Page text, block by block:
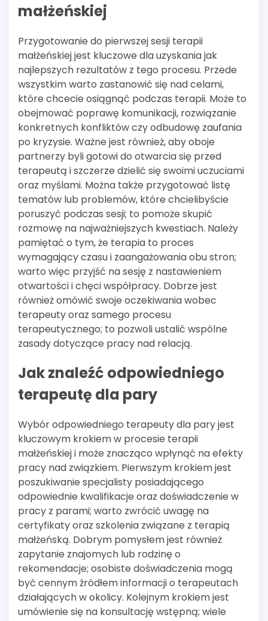
małżeńskiej
Przygotowanie do pierwszej sesji terapii
małżeńskiej jest kluczowe dla uzyskania jak
najlepszych rezultatów z tego procesu. Przede
wszystkim warto zastanowić się nad celami,
które chcecie osiągnąć podczas terapii. Może to
obejmować poprawę komunikacji, rozwiązanie
konkretnych konfliktów czy odbudowę zaufania
po kryzysie. Ważne jest również, aby oboje
partnerzy byli gotowi do otwarcia się przed
terapeutą i szczerze dzielić się swoimi uczuciami
oraz myślami. Można także przygotować listę
tematów lub problemów, które chcielibyście
poruszyć podczas sesji; to pomoże skupić
rozmowę na najważniejszych kwestiach. Należy
pamiętać o tym, że terapia to proces
wymagający czasu i zaangażowania obu stron;
warto więc przyjść na sesję z nastawieniem
otwartości i chęci współpracy. Dobrze jest
również omówić swoje oczekiwania wobec
terapeuty oraz samego procesu
terapeutycznego; to pozwoli ustalić wspólne
zasady dotyczące pracy nad relacją.
Jak znaleźć odpowiedniego
terapeutę dla pary
Wybór odpowiedniego terapeuty dla pary jest
kluczowym krokiem w procesie terapii
małżeńskiej i może znacząco wpłynąć na efekty
pracy nad związkiem. Pierwszym krokiem jest
poszukiwanie specjalisty posiadającego
odpowiednie kwalifikacje oraz doświadczenie w
pracy z parami; warto zwrócić uwagę na
certyfikaty oraz szkolenia związane z terapią
małżeńską. Dobrym pomysłem jest również
zapytanie znajomych lub rodzinę o
rekomendacje; osobiste doświadczenia mogą
być cennym źródłem informacji o terapeutach
działających w okolicy. Kolejnym krokiem jest
umówienie się na konsultację wstępną; wiele